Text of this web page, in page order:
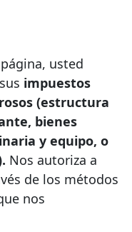
usted
impuestos
(estructura
bienes
y equipo, o
Nos autoriza a
de los métodos
nos